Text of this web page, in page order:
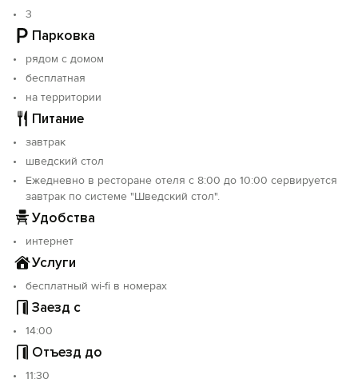
мягкий климат и солнечная погода одинаково
полезны как для детей, так и для взрослых. Чтобы
Ваше пребывание прошло максимально комфортно и
уютно, мы предлагаем Вам номера с евроремонтом,
обслуживанием. Охраняемая парковка перед отелем.
3
Парковка
рядом с домом
бесплатная
на территории
Питание
завтрак
шведский стол
Ежедневно в ресторане отеля с 8:00 до 10:00 сервируется
завтрак по системе "Шведский стол".
Удобства
интернет
Услуги
бесплатный wi-fi в номерах
Заезд с
14:00
Отъезд до
11:30